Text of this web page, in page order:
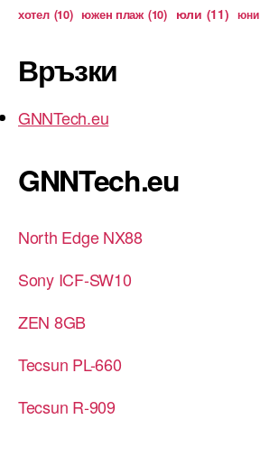
хотел (10) южен плаж (10) юли (11) юни
Връзки
GNNTech.eu
GNNTech.eu
North Edge NX88
Sony ICF-SW10
ZEN 8GB
Tecsun PL-660
Tecsun R-909